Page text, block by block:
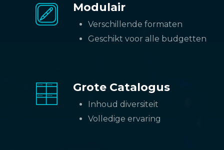
Modulair
Verschillende formaten
Geschikt voor alle budgetten
Grote Catalogus
Inhoud diversiteit
Volledige ervaring